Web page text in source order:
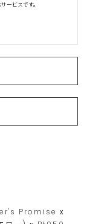
ービスです。
Promise x